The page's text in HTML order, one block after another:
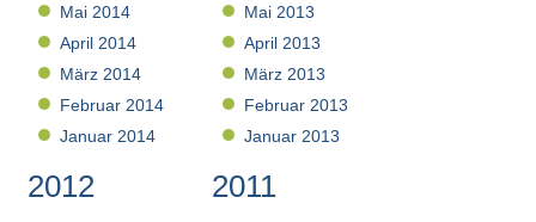
Mai 2014
April 2014
März 2014
Februar 2014
Januar 2014
Mai 2013
April 2013
März 2013
Februar 2013
Januar 2013
2012 2011